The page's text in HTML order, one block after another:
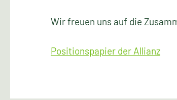
Wir freuen uns auf die
Positionspapier der Allianz